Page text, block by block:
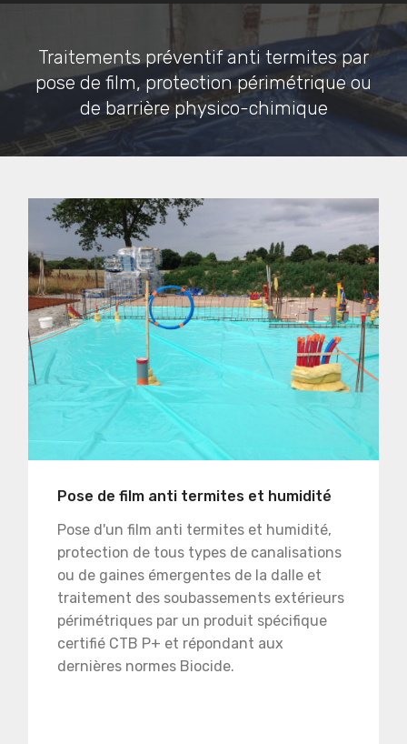
Traitements préventif anti termites par
pose de film, protection périmétrique ou
de barrière physico-chimique
Pose de film anti termites et humidité
Pose d'un film anti termites et humidité,
protection de tous types de canalisations
ou de gaines émergentes de la dalle et
traitement des soubassements extérieurs
périmétriques par un produit spécifique
certifié CTB P+ et répondant aux
dernières normes Biocide.